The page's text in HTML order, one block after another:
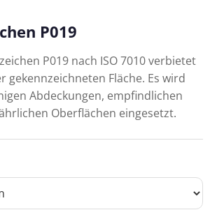
P019
P019 nach ISO 7010 verbietet
gekennzeichneten Fläche. Es wird
Abdeckungen, empfindlichen
Oberflächen eingesetzt.